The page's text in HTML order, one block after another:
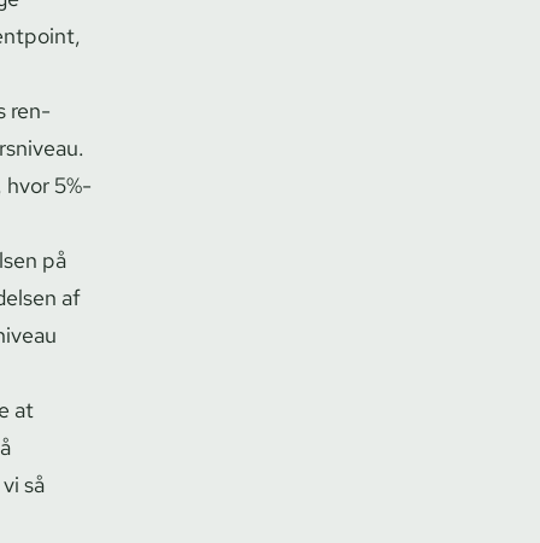
ren­
5%-
på
af
at
så